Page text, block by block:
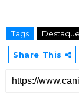
Tags
Share This